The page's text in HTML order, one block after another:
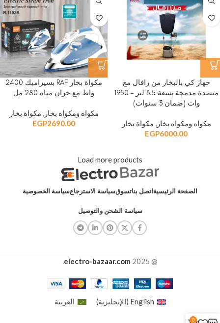
جهاز كي بالبخار من رافال مع
منضدة مدمجة بسعة 3.5 لتر – 1950
وات (ضمان 3 سنوات)
مكواه ومكواه بخار, مكواة بخار
EGP6000.00
مكواة بخار RAF بسيراميك 2400
واط مع خزان مياه 280 مل
مكواه ومكواه بخار, مكواة بخار
EGP2690.00
Load more products
الصفحة الرئيسيةاتصل بناتسوقسياسة الاسترجاعسياسة الخصوصية
سياسة الشحن والتوصيل
@ 2025
electro-bazaar.com
.
0
English
(الإنجليزية) العربية